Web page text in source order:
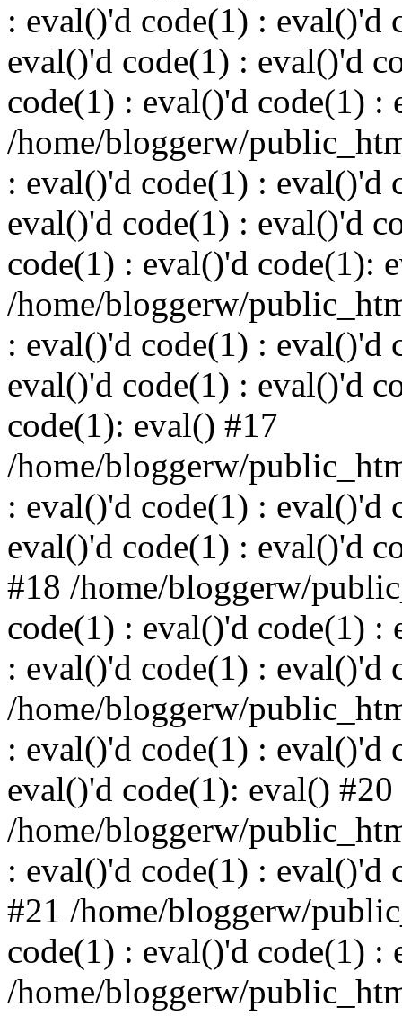
: eval()'d code(1) : eval()'d
eval()'d code(1) : eval()'d
code(1) : eval()'d code(1) :
/home/bloggerw/
: eval()'d code(1) : eval()'d
eval()'d code(1) : eval()'d
code(1) : eval()'d code(1):
/home/bloggerw/
: eval()'d code(1) : eval()'d
eval()'d code(1) : eval()'d
code(1): eval() #17
/home/bloggerw/
: eval()'d code(1) : eval()'d
eval()'d code(1) : eval()'d
#18 /home/bloggerw/
code(1) : eval()'d code(1) :
: eval()'d code(1) : eval()'d
/home/bloggerw/
: eval()'d code(1) : eval()'d
eval()'d code(1): eval() #20
/home/bloggerw/
: eval()'d code(1) : eval()'d
#21 /home/bloggerw/
code(1) : eval()'d code(1) :
/home/bloggerw/